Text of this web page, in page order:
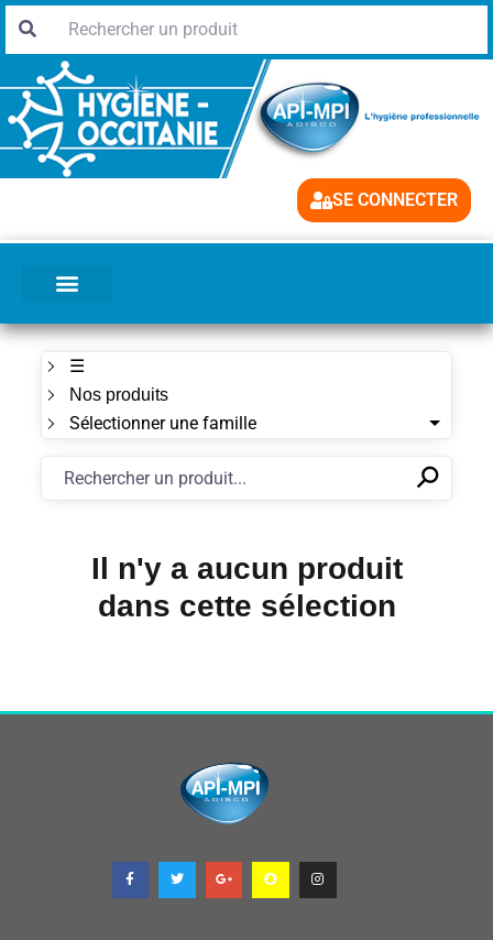
SE CONNECTER
☰
Nos produits
Sélectionner une famille
✕⚲
Il n'y a aucun produit
dans cette sélection